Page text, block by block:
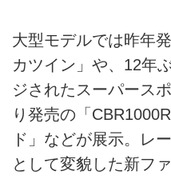
大型モデルでは昨年
カツイン」や、12年
ジされたスーパース
り発売の「
ド」などが展示。レ
として変貌した新フ